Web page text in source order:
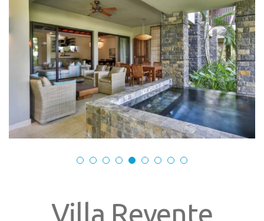
Villa Revente